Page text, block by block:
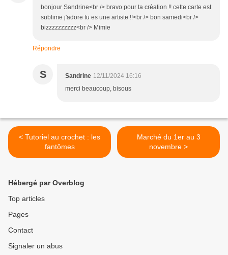
bonjour Sandrine<br /> bravo pour ta création !! cette carte est
sublime j'adore tu es une artiste !!<br /> bon samedi<br />
bizzzzzzzzzz<br /> Mimie
Répondre
S Sandrine 12/11/2024 16:16
merci beaucoup, bisous
< Tutoriel au crochet : les
fantômes
Marché du 1er au 3
novembre >
Hébergé par Overblog
Top articles
Pages
Contact
Signaler un abus